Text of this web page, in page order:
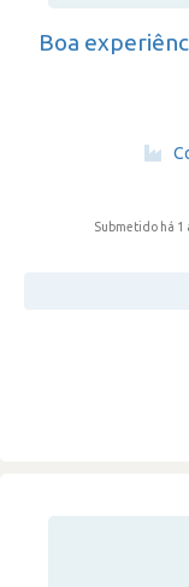
Boa
Submetido há 1